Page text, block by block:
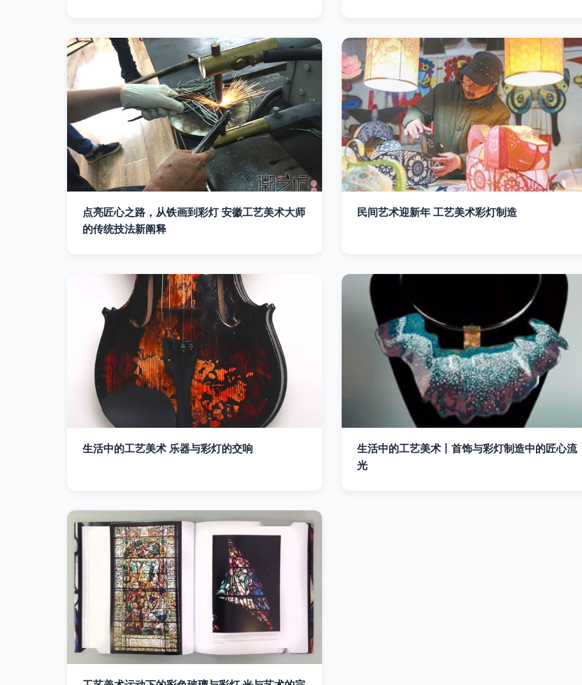
点亮匠心之路，从铁画到彩灯 安徽工艺美术大师
的传统技法新阐释
民间艺术迎新年 工艺美术彩灯制造
生活中的工艺美术 乐器与彩灯的交响
生活中的工艺美术丨首饰与彩灯制造中的匠心流
光